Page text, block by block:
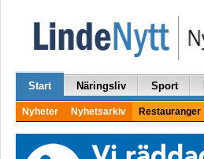
Start Näringsliv Sport
Nyheter Nyhetsarkiv Restauranger